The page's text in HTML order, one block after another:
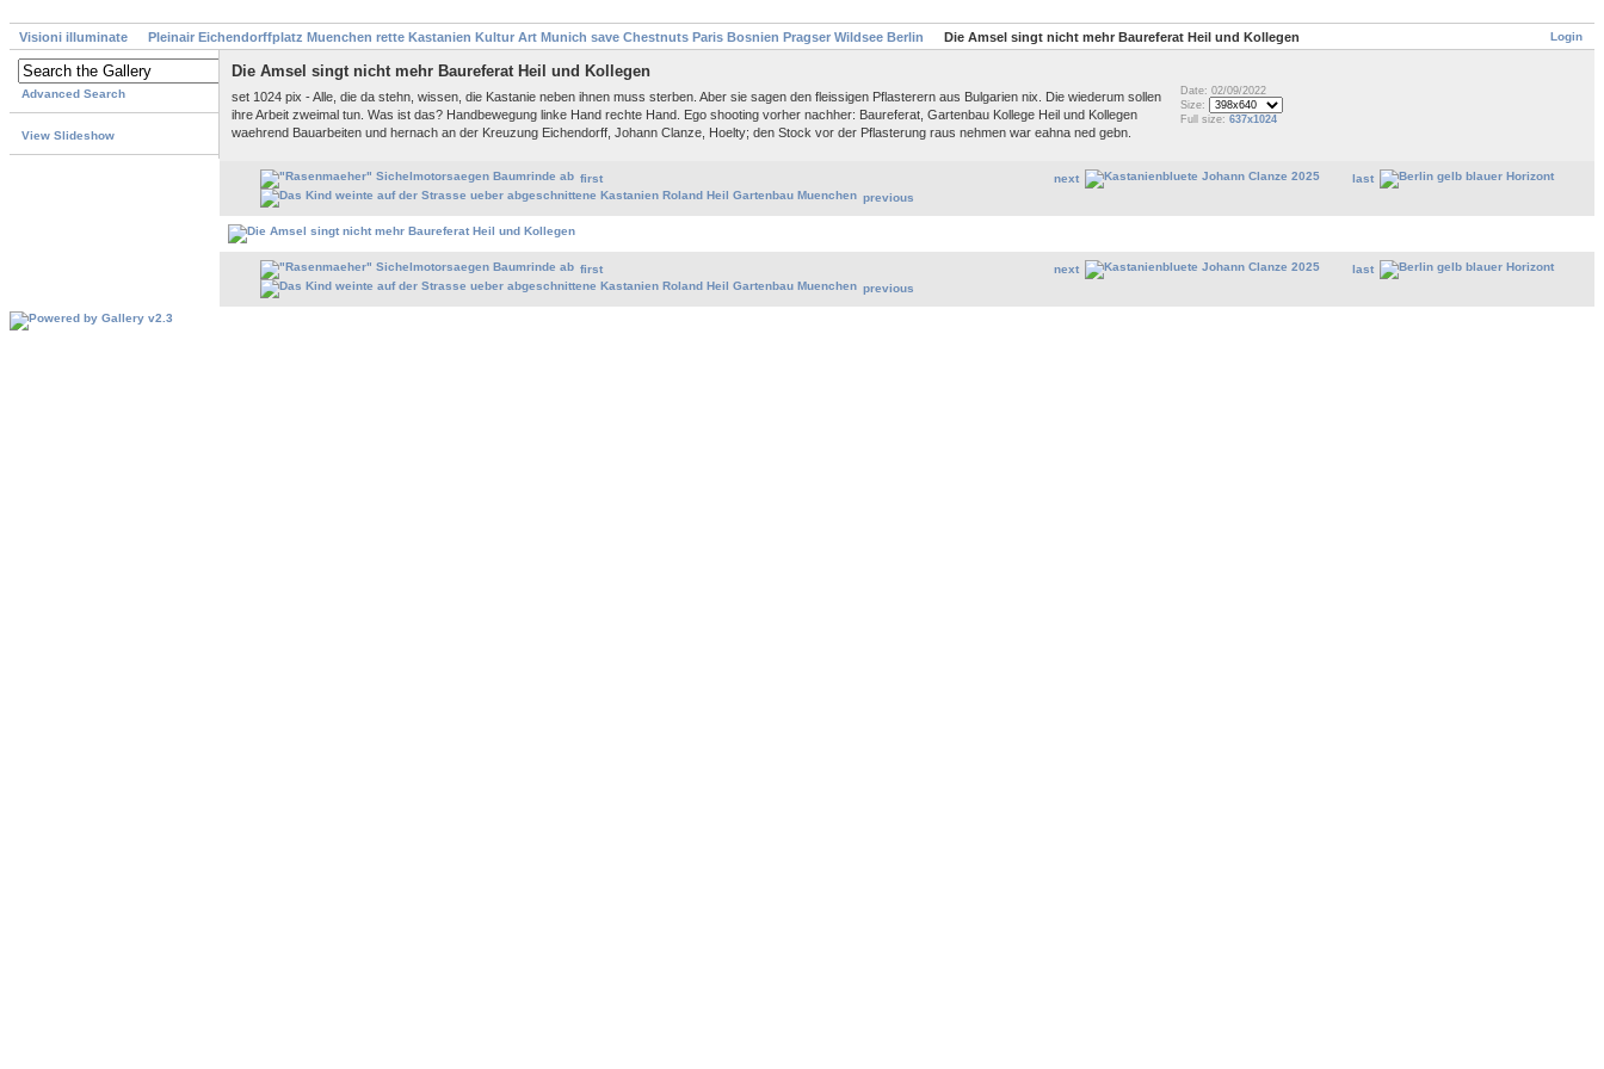
Login
Visioni illuminate Pleinair Eichendorffplatz Muenchen rette Kastanien Kultur Art Munich save Chestnuts Paris Bosnien Pragser Wildsee Berlin Die Amsel singt nicht mehr Baureferat Heil und Kollegen
Advanced Search
View Slideshow
Die Amsel singt nicht mehr Baureferat Heil und Kollegen
set 1024 pix - Alle, die da stehn, wissen, die Kastanie neben ihnen muss sterben. Aber sie sagen den fleissigen Pflasterern aus Bulgarien nix. Die wiederum sollen
ihre Arbeit zweimal tun. Was ist das? Handbewegung linke Hand rechte Hand. Ego shooting vorher nachher: Baureferat, Gartenbau Kollege Heil und Kollegen
waehrend Bauarbeiten und hernach an der Kreuzung Eichendorff, Johann Clanze, Hoelty; den Stock vor der Pflasterung raus nehmen war eahna ned gebn.
Date: 02/09/2022
Size:
Full size: 637x1024
next last
first
previous
next last
first
previous